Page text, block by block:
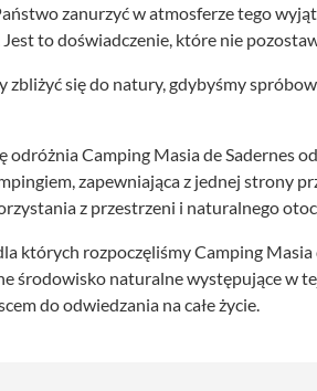
zanurzyć w atmosferze tego
to doświadczenie, które nie
zbliżyć się do natury, gdybyśmy
odróżnia Camping Masia de Sadernes
zapewniająca z jednej strony
z przestrzeni i naturalnego
których rozpoczęliśmy Camping Masia
środowisko naturalne występujące w
do odwiedzania na całe życie.